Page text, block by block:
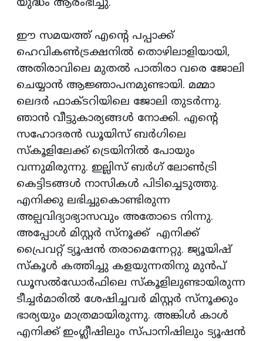
യുദ്ധം ആരംഭിച്ചു.
ഈ സമയത്ത് എന്റെ പപ്പാക്ക്
ഹെവികണ്‍ട്രക്ഷനില്‍ തൊഴിലാളിയായി,
അതിരാവിലെ മുതല്‍ പാതിരാ വരെ ജോലി
ചെയ്യാന്‍ ആജ്ഞാപനമുണ്ടായി. മമ്മാ
ലെദര്‍ ഫാക്ടറിയിലെ ജോലി തുടര്‍ന്നു.
ഞാന്‍ വീട്ടുകാര്യങ്ങള്‍ നോക്കി. എന്റെ
സഹോദരന്‍ ഡൂയിസ് ബര്‍ഗിലെ
സ്‌കൂളിലേക്ക് ട്രെയിനില്‍ പോയും
വന്നുമിരുന്നു. ഇല്ലിസ് ബര്‍ഗ് ലോണ്‍ട്രി
കെട്ടിടങ്ങള്‍ നാസികള്‍ പിടിച്ചെടുത്തു.
എനിക്കു ലഭിച്ചുകൊണ്ടിരുന്ന
അല്പവിദ്യാഭ്യാസവും അതോടെ നിന്നു.
അപ്പോള്‍ മിസ്റ്റര്‍ സ്‌നൂക്ക് എനിക്ക്
പ്രൈവറ്റ് ട്യൂഷന്‍ തരാമെന്നേറ്റു. ജ്യൂയിഷ്
സ്‌കൂള്‍ കത്തിച്ചു കളയുന്നതിനു മുന്‍പ്
ഡൂസല്‍ഡോര്‍ഫിലെ സ്‌കൂളിലുണ്ടായിരുന്ന
ടീച്ചര്‍മാരില്‍ ശേഷിച്ചവര്‍ മിസ്റ്റര്‍ സ്‌നൂക്കും
ഭാര്യയും മാത്രമായിരുന്നു. അങ്കിള്‍ കാള്‍
എനിക്ക് ഇംഗ്ലീഷിലും സ്പാനിഷിലും ട്യൂഷന്‍